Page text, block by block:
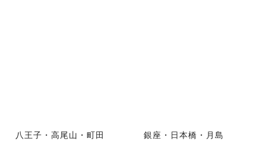
八王子・高尾山・町田 銀座・日本橋・月島